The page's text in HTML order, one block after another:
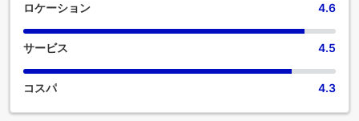
ロケーション 4.6
サービス 4.5
コスパ 4.3